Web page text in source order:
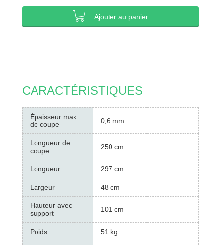
Ajouter au panier
CARACTÉRISTIQUES
Épaisseur max.
de coupe
0,6 mm
Longueur de
coupe
250 cm
Longueur 297 cm
Largeur 48 cm
Hauteur avec
support
101 cm
Poids 51 kg